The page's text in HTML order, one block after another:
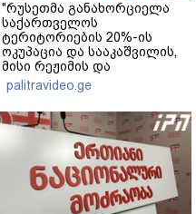
"რუსეთმა განახორციელა
საქართველოს
ტერიტორიების 20%-ის
ოკუპაცია და სააკაშვილის,
მისი რეჟიმის და
"ნაცმოძრაობის" ღალატი
ვერანაირად ვერ
გადაფარავს ამ
დანაშაულს" - ირაკლი
palitravideo.ge